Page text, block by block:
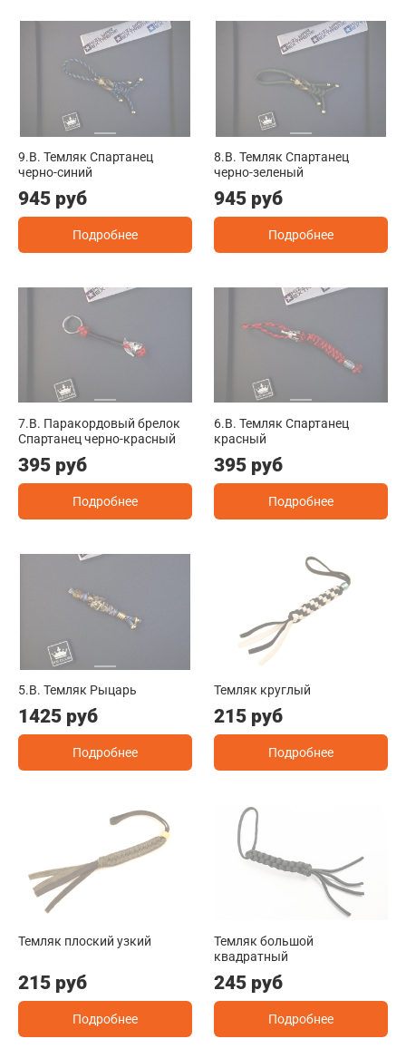
9.B. Темляк Спартанец
черно-синий
945 руб
Подробнее
8.B. Темляк Спартанец
черно-зеленый
945 руб
Подробнее
7.B. Паракордовый брелок
Спартанец черно-красный
395 руб
Подробнее
6.B. Темляк Спартанец
красный
395 руб
Подробнее
5.B. Темляк Рыцарь
1425 руб
Подробнее
Темляк круглый
215 руб
Подробнее
Темляк плоский узкий
215 руб
Подробнее
Темляк большой
квадратный
245 руб
Подробнее